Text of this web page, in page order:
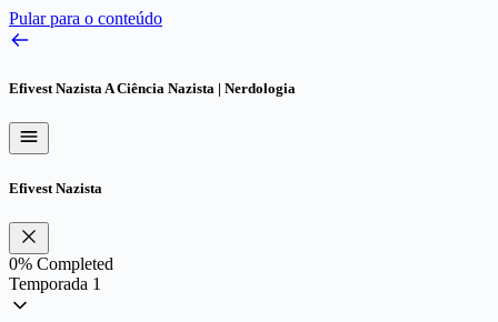
Pular para o conteúdo
Efivest NazistaA Ciência Nazista | Nerdologia
Efivest Nazista
0% Completed
Temporada 1